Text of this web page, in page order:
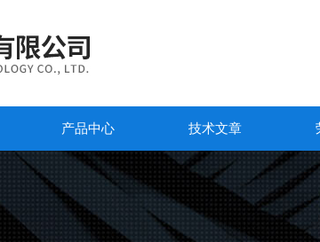
产品中心 技术文章